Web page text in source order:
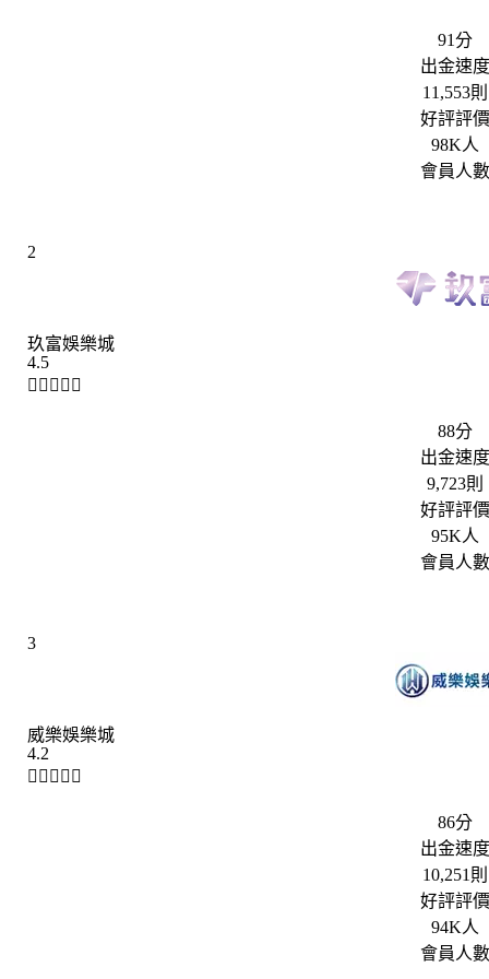
91分
出金速度
11,553則
好評評價
98K人
會員人數
2
玖富娛樂城
4.5
    
88分
出金速度
9,723則
好評評價
95K人
會員人數
3
威樂娛樂城
4.2
    
86分
出金速度
10,251則
好評評價
94K人
會員人數